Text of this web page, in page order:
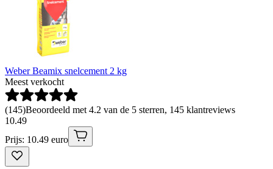
Weber Beamix snelcement 2 kg
Meest verkocht
(145)Beoordeeld met 4.2 van de 5 sterren, 145 klantreviews
10.49
Prijs: 10.49 euro